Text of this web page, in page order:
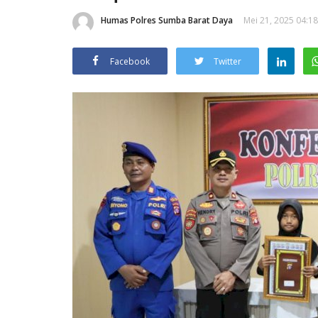
Humas Polres Sumba Barat Daya Mei 21, 2025 04:18
Facebook Twitter